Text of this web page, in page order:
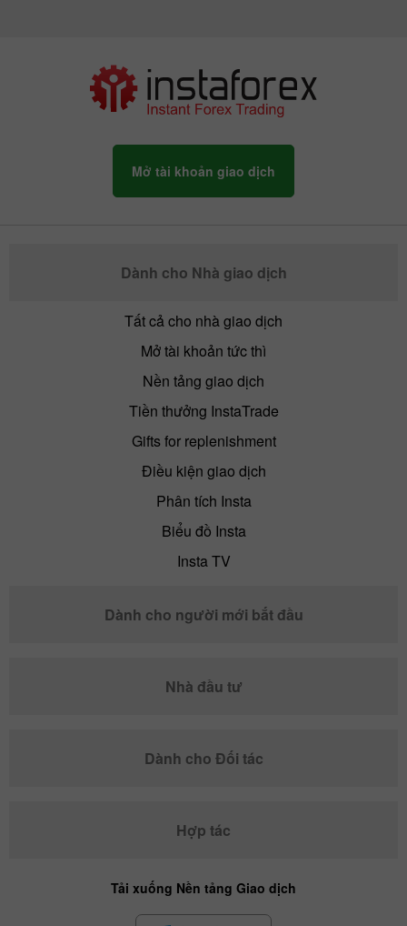
Mở tài khoản giao dịch
Dành cho Nhà giao dịch
Tất cả cho nhà giao dịch
Mở tài khoản tức thì
Nền tảng giao dịch
Tiền thưởng InstaTrade
Gifts for replenishment
Điều kiện giao dịch
Phân tích Insta
Biểu đồ Insta
Insta TV
Dành cho người mới bắt đầu
Nhà đầu tư
Dành cho Đối tác
Hợp tác
Tải xuống Nền tảng Giao dịch